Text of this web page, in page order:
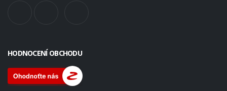
HODNOCENÍ OBCHODU